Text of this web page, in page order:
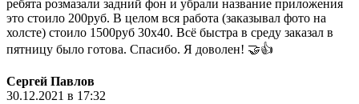
ребята розмазали задний фон и убрали название приложения
это стоило 200руб. В целом вся работа (заказывал фото на
холсте) стоило 1500руб 30х40. Всё быстра в среду заказал в
пятницу было готова. Спасибо. Я доволен! 🤝👍
Сергей Павлов
30.12.2021 в 17:32